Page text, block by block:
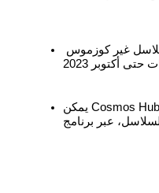
نسخ التداول
يمكن Cosmos Hub من العمل كجهاز توجيه متعدد